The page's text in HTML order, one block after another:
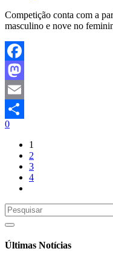
Competição conta com a
masculino e nove no
Facebook
Mastodon
Email
Share
0
1
2
3
4
Últimas Notícias